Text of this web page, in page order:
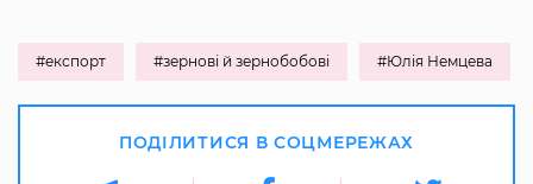
#експорт #зернові й зернобобові #Юлія Немцева
ПОДІЛИТИСЯ В СОЦМЕРЕЖАХ